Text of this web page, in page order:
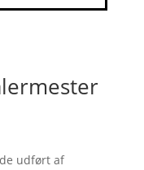
udført af